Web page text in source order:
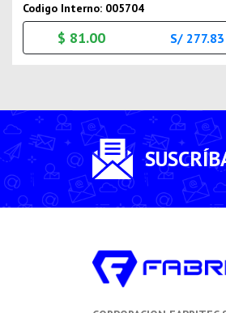
Codigo Interno: 005704
$ 81.00 S/ 277.83